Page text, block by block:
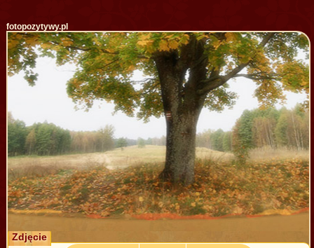
fotopozytywy.pl
Zdjęcie